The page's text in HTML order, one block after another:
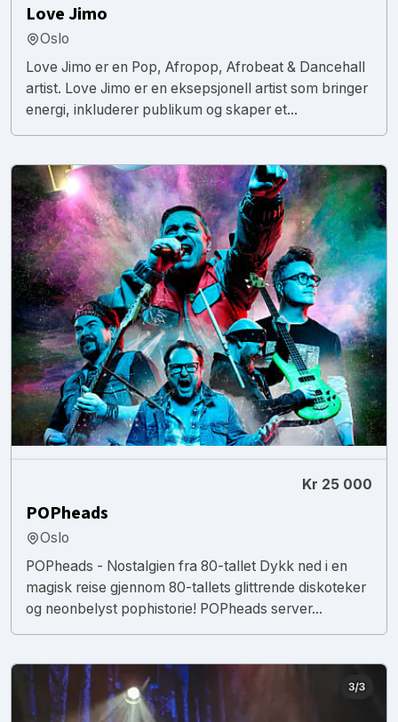
Love Jimo
Oslo
Love Jimo er en Pop, Afropop, Afrobeat & Dancehall
artist. Love Jimo er en eksepsjonell artist som bringer
energi, inkluderer publikum og skaper et...
Kr 25 000
POPheads
Oslo
POPheads - Nostalgien fra 80-tallet Dykk ned i en
magisk reise gjennom 80-tallets glittrende diskoteker
og neonbelyst pophistorie! POPheads server...